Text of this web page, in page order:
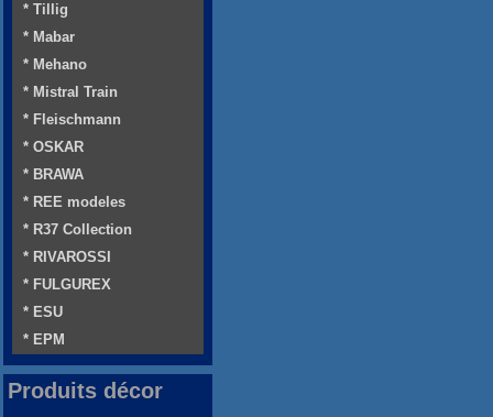
* Tillig
* Mabar
* Mehano
* Mistral Train
* Fleischmann
* OSKAR
* BRAWA
* REE modeles
* R37 Collection
* RIVAROSSI
* FULGUREX
* ESU
* EPM
Produits décor